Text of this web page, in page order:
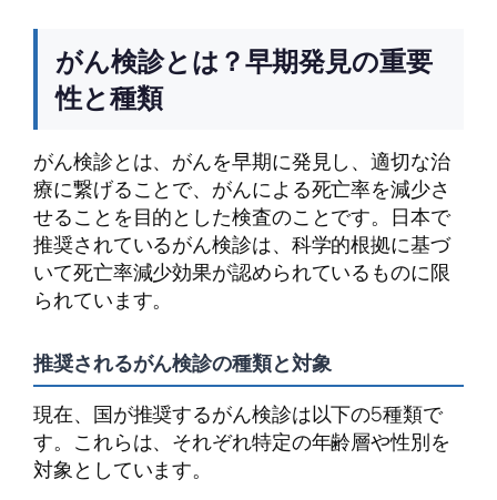
がん検診とは？早期発見の重要
性と種類
がん検診とは、がんを早期に発見し、適切な治
療に繋げることで、がんによる死亡率を減少さ
せることを目的とした検査のことです。日本で
推奨されているがん検診は、科学的根拠に基づ
いて死亡率減少効果が認められているものに限
られています。
推奨されるがん検診の種類と対象
現在、国が推奨するがん検診は以下の5種類で
す。これらは、それぞれ特定の年齢層や性別を
対象としています。